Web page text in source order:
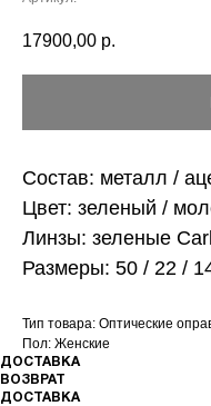
17900,00 р.
Состав: металл /
Цвет: зеленый /
Линзы: зеленые
Размеры: 50 / 22 /
Тип товара: Оптические
Пол: Женские
ДОСТАВКА
ВОЗВРАТ
ДОСТАВКА